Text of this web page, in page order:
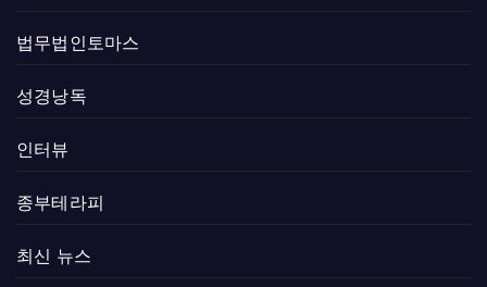
법무법인토마스
성경낭독
인터뷰
종부테라피
최신 뉴스